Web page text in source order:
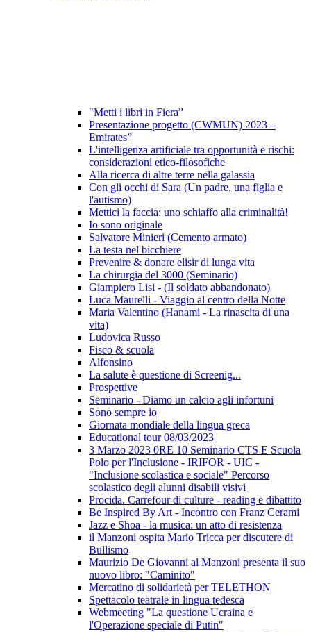
"Metti i libri in Fiera”
Presentazione progetto (CWMUN) 2023 –
Emirates”
L'intelligenza artificiale tra opportunità e rischi:
considerazioni etico-filosofiche
Alla ricerca di altre terre nella galassia
Con gli occhi di Sara (Un padre, una figlia e
l'autismo)
Mettici la faccia: uno schiaffo alla criminalità!
Io sono originale
Salvatore Minieri (Cemento armato)
La testa nel bicchiere
Prevenire & donare elisir di lunga vita
La chirurgia del 3000 (Seminario)
Giampiero Lisi - (Il soldato abbandonato)
Luca Maurelli - Viaggio al centro della Notte
Maria Valentino (Hanami - La rinascita di una
vita)
Ludovica Russo
Fisco & scuola
Alfonsino
La salute è questione di Screenig...
Prospettive
Seminario - Diamo un calcio agli infortuni
Sono sempre io
Giornata mondiale della lingua greca
Educational tour 08/03/2023
3 Marzo 2023 0RE 10 Seminario CTS E Scuola
Polo per l'Inclusione - IRIFOR - UIC -
"Inclusione scolastica e sociale" Percorso
scolastico degli alunni disabili visivi
Procida. Carrefour di culture - reading e dibattito
Be Inspired By Art - Incontro con Franz Cerami
Jazz e Shoa - la musica: un atto di resistenza
il Manzoni ospita Mario Tricca per discutere di
Bullismo
Maurizio De Giovanni al Manzoni presenta il suo
nuovo libro: "Caminito"
Mercatino di solidarietà per TELETHON
Spettacolo teatrale in lingua tedesca
Webmeeting "La questione Ucraina e
l'Operazione speciale di Putin"